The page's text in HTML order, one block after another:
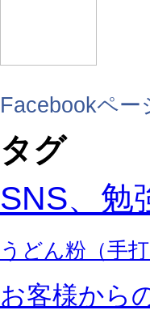
Facebookペー
タグ
SNS、勉
うどん粉（手
お客様から